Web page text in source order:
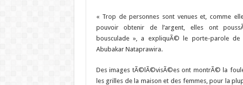
« Trop de personnes sont venues et, comme
pouvoir obtenir de l’argent, elles ont
bousculade », a expliquÃ© le porte-parole de
Abubakar Nataprawira.
Des images tÃ©lÃ©visÃ©es ont montrÃ© la
les grilles de la maison et des femmes, pour la